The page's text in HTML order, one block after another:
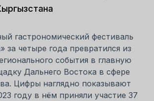
гастрономический фестиваль
за четыре года превратился из
события в главную
Дальнего Востока в сфере
Цифры наглядно показывают
году в нём приняли участие 37